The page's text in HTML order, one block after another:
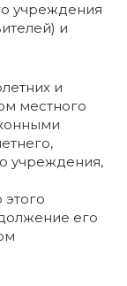
учреждения
и
и
местного
учреждения,
его